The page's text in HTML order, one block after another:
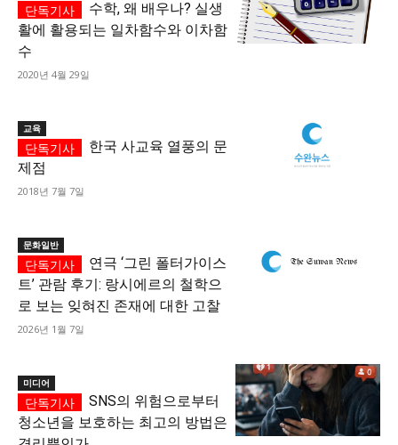
수학, 왜 배우나? 실생
활에 활용되는 일차함수와 이차함
수
2020년 4월 29일
교육
한국 사교육 열풍의 문
제점
2018년 7월 7일
문화일반
연극 ‘그린 폴터가이스
트’ 관람 후기: 랑시에르의 철학으
로 보는 잊혀진 존재에 대한 고찰
2026년 1월 7일
미디어
SNS의 위험으로부터
청소년을 보호하는 최고의 방법은